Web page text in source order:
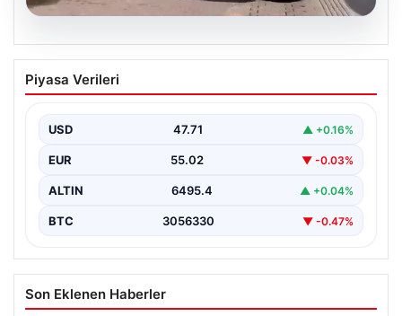
05.08.2026
Kayseri’de Çok Sayıda Evi Soyan
Hırsızlar Yakalandı ve Tutuklandı
şehir genelinde gerçekleştirilen geniş çaplı
operasyonlar neticesinde toplamda…
Piyasa Verileri
USD 47.71 ▲ +0.16%
EUR 55.02 ▼ -0.03%
ALTIN 6495.4 ▲ +0.04%
BTC 3056330 ▼ -0.47%
Son Eklenen Haberler